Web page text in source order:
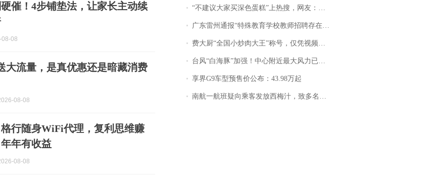
催！4步铺垫法，让家长主动续
08-08
大流量，是真优惠还是暗藏消费
08-08
行随身WiFi代理，复利思维赚
年有收益
08-08
“不建议大家买深色蛋糕”上热搜，网友：天塌了！
广东雷州通报“特殊教育学校教师招聘存在违规行为”：已启动问责程序 副校长被停职
费大厨“全国小炒肉大王”称号，仅凭视频评出？中国烹饪协会回应
台风“白海豚”加强！中心附近最大风力已达15级 最新研判
享界G9车型预售价公布：43.98万起
南航一航班疑向乘客发放西梅汁，致多名乘客在飞行途中排队上厕所！乘客：机上100多人只有2个厕所；客服回应：并非每架飞机都会发放西梅汁